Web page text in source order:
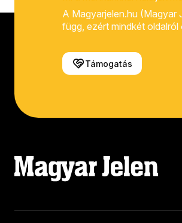
A Magyarjelen.hu (Magyar
függ, ezért mindkét
Támogatás